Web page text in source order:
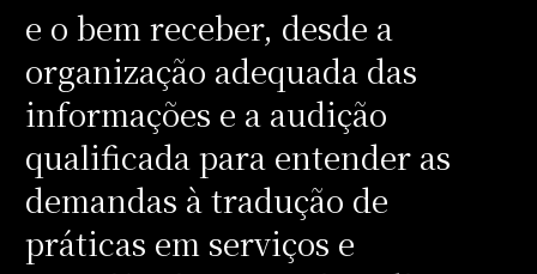
e o bem receber, desde a
organização adequada das
informações e a audição
qualificada para entender as
demandas à tradução de
práticas em serviços e